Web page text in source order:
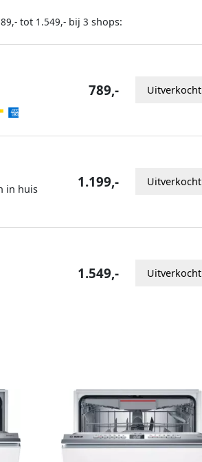
tot 1.549,- bij 3 shops:
789,- Uitverkocht
in huis 1.199,- Uitverkocht
1.549,- Uitverkocht